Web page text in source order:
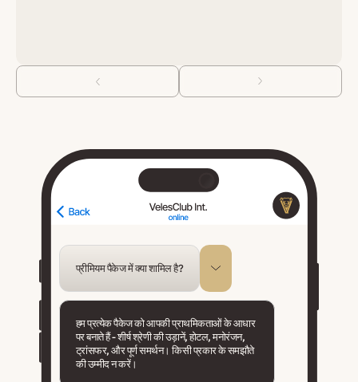
प्रीमियम पैकेज में क्या शामिल है?
हम प्रत्येक पैकेज को आपकी प्राथमिकताओं के आधार
पर बनाते हैं - शीर्ष श्रेणी की उड़ानें, होटल, मनोरंजन,
ट्रांसफर, और पूर्ण समर्थन। किसी प्रकार के समझौते
की उम्मीद न करें।